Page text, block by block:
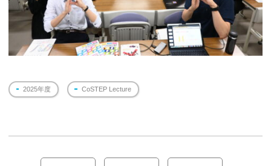
2025年度 CoSTEP Lecture
投